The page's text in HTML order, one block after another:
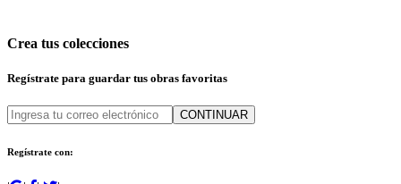
Crea tus colecciones
Regístrate para guardar tus obras favoritas
CONTINUAR
Regístrate con: